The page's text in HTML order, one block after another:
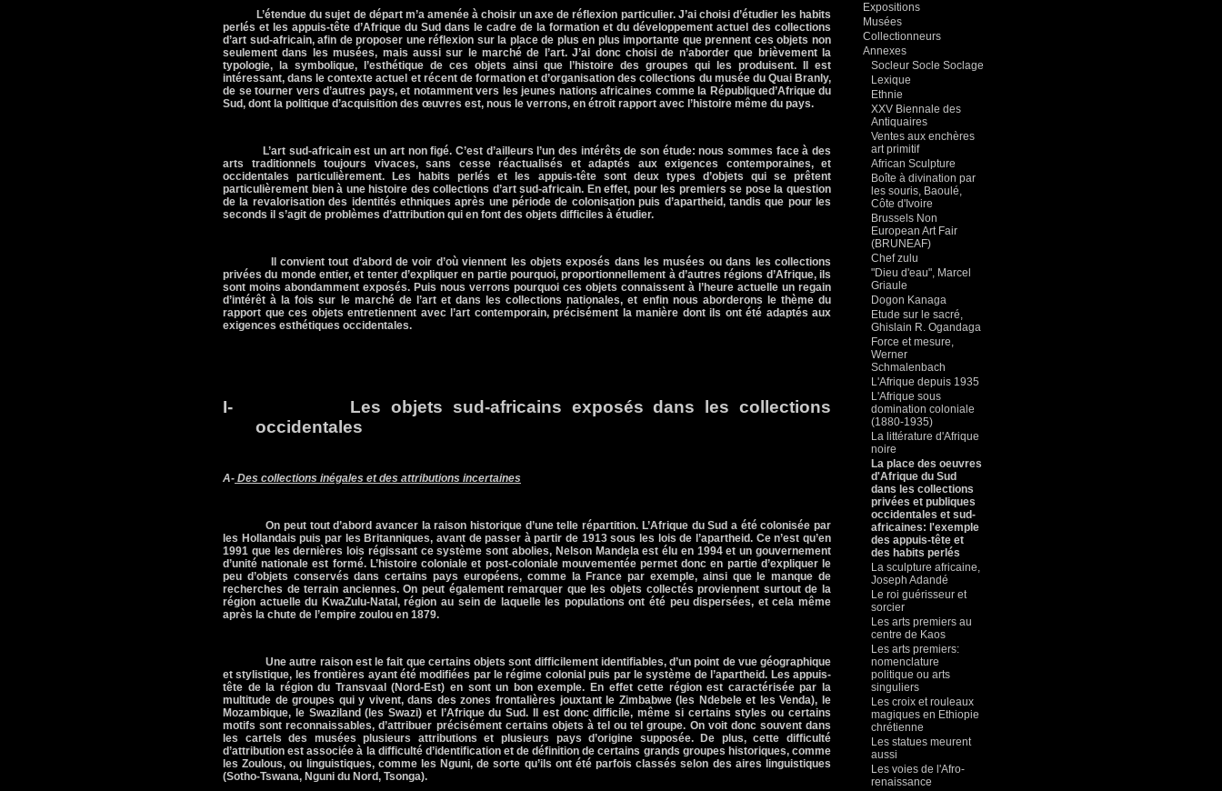
L’étendue du sujet de départ m’a amenée à choisir un axe de réflexion particulier. J’ai choisi d’étudier les habits
perlés et les appuis-tête d’Afrique du Sud dans le cadre de la formation et du développement actuel des collections
d’art sud-africain, afin de proposer une réflexion sur la place de plus en plus importante que prennent ces objets non
seulement dans les musées, mais aussi sur le marché de l’art. J’ai donc choisi de n’aborder que brièvement la
typologie, la symbolique, l’esthétique de ces objets ainsi que l’histoire des groupes qui les produisent. Il est
intéressant, dans le contexte actuel et récent de formation et d’organisation des collections du musée du Quai Branly,
de se tourner vers d’autres pays, et notamment vers les jeunes nations africaines comme la Républiqued’Afrique du
Sud, dont la politique d’acquisition des œuvres est, nous le verrons, en étroit rapport avec l’histoire même du pays.
L’art sud-africain est un art non figé. C’est d’ailleurs l’un des intérêts de son étude: nous sommes face à des
arts traditionnels toujours vivaces, sans cesse réactualisés et adaptés aux exigences contemporaines, et
occidentales particulièrement. Les habits perlés et les appuis-tête sont deux types d’objets qui se prêtent
particulièrement bien à une histoire des collections d’art sud-africain. En effet, pour les premiers se pose la question
de la revalorisation des identités ethniques après une période de colonisation puis d’apartheid, tandis que pour les
seconds il s’agit de problèmes d’attribution qui en font des objets difficiles à étudier.
Il convient tout d’abord de voir d’où viennent les objets exposés dans les musées ou dans les collections
privées du monde entier, et tenter d’expliquer en partie pourquoi, proportionnellement à d’autres régions d’Afrique, ils
sont moins abondamment exposés. Puis nous verrons pourquoi ces objets connaissent à l’heure actuelle un regain
d’intérêt à la fois sur le marché de l’art et dans les collections nationales, et enfin nous aborderons le thème du
rapport que ces objets entretiennent avec l’art contemporain, précisément la manière dont ils ont été adaptés aux
exigences esthétiques occidentales.
I-
Les objets sud-africains exposés dans les collections
occidentales
A- Des collections inégales et des attributions incertaines
On peut tout d’abord avancer la raison historique d’une telle répartition. L’Afrique du Sud a été colonisée par
les Hollandais puis par les Britanniques, avant de passer à partir de 1913 sous les lois de l’apartheid. Ce n’est qu’en
1991 que les dernières lois régissant ce système sont abolies, Nelson Mandela est élu en 1994 et un gouvernement
d’unité nationale est formé. L’histoire coloniale et post-coloniale mouvementée permet donc en partie d’expliquer le
peu d’objets conservés dans certains pays européens, comme
la France par exemple, ainsi que le manque de
recherches de terrain anciennes. On peut également remarquer que les objets collectés proviennent surtout de la
région actuelle du KwaZulu-Natal, région au sein de laquelle les populations ont été peu dispersées, et cela même
après la chute de l’empire zoulou en 1879.
Une autre raison est le fait que certains objets sont difficilement identifiables, d’un point de vue géographique
et stylistique, les frontières ayant été modifiées par le régime colonial puis par le système de l’apartheid. Les appuis-
tête de la région du Transvaal (Nord-Est) en sont un bon exemple. En effet cette région est caractérisée par la
multitude de groupes qui y vivent, dans des zones frontalières jouxtant le Zimbabwe (les Ndebele et les Venda), le
Mozambique, le Swaziland (les Swazi) et l’Afrique du Sud. Il est donc difficile, même si certains styles ou certains
motifs sont reconnaissables, d’attribuer précisément certains objets à tel ou tel groupe. On voit donc souvent dans
les cartels des musées plusieurs attributions et plusieurs pays d’origine supposée. De plus, cette difficulté
d’attribution est associée à la difficulté d’identification et de définition de certains grands groupes historiques, comme
les Zoulous, ou linguistiques, comme les Nguni, de sorte qu’ils ont été parfois classés selon des aires linguistiques
(Sotho-Tswana, Nguni du Nord, Tsonga).
Expositions
Musées
Collectionneurs
Annexes
Socleur Socle Soclage
Lexique
Ethnie
XXV Biennale des
Antiquaires
Ventes aux enchères
art primitif
African Sculpture
Boîte à divination par
les souris, Baoulé,
Côte d'Ivoire
Brussels Non
European Art Fair
(BRUNEAF)
Chef zulu
"Dieu d'eau", Marcel
Griaule
Dogon Kanaga
Etude sur le sacré,
Ghislain R. Ogandaga
Force et mesure,
Werner
Schmalenbach
L'Afrique depuis 1935
L'Afrique sous
domination coloniale
(1880-1935)
La littérature d'Afrique
noire
La place des oeuvres
d'Afrique du Sud
dans les collections
privées et publiques
occidentales et sud-
africaines: l'exemple
des appuis-tête et
des habits perlés
La sculpture africaine,
Joseph Adandé
Le roi guérisseur et
sorcier
Les arts premiers au
centre de Kaos
Les arts premiers:
nomenclature
politique ou arts
singuliers
Les croix et rouleaux
magiques en Ethiopie
chrétienne
Les statues meurent
aussi
Les voies de l'Afro-
renaissance